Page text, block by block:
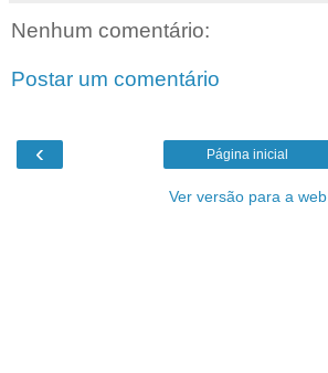
Nenhum comentário:
Postar um comentário
‹ Página inicial
Ver versão para a web